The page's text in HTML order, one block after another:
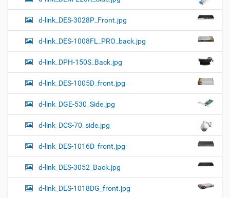
d-link_DES-3028P_Front.jpg
d-link_DES-1008FL_PRO_back.jpg
d-link_DPH-150S_Back.jpg
d-link_DES-1005D_front.jpg
d-link_DGE-530_Side.jpg
d-link_DCS-70_side.jpg
d-link_DES-1016D_front.jpg
d-link_DES-3052_Back.jpg
d-link_DES-1018DG_front.jpg